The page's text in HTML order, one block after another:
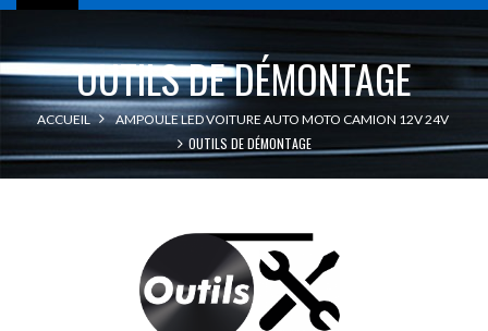
OUTILS DE DÉMONTAGE
ACCUEIL AMPOULE LED VOITURE AUTO MOTO CAMION 12V 24V
OUTILS DE DÉMONTAGE